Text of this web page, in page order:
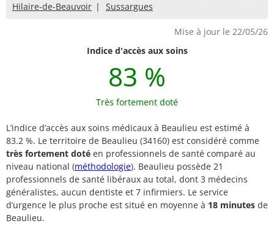
Hilaire-de-Beauvoir
Sussargues
Mise à jour le 22/05/26
Indice d'accès aux soins
83 %
Très fortement doté
L’indice d’accès aux soins médicaux à Beaulieu est estimé à
83.2 %. Le territoire de Beaulieu (34160) est considéré comme
très fortement doté en professionnels de santé comparé au
niveau national (méthodologie). Beaulieu possède 21
professionnels de santé libéraux au total, dont 3 médecins
généralistes, aucun dentiste et 7 infirmiers. Le service
d’urgence le plus proche est situé en moyenne à 18 minutes de
Beaulieu.